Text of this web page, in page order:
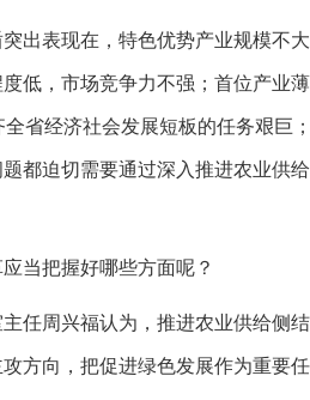
出表现在，特色优势产业规模不
低，市场竞争力不强；首位产业
全省经济社会发展短板的任务艰
都迫切需要通过深入推进农业供
当把握好哪些方面呢？
任周兴福认为，推进农业供给侧
方向，把促进绿色发展作为重要